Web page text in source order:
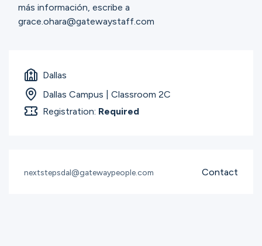
English
más información, escribe a
grace.ohara@gatewaystaff.com
Dallas
Dallas Campus | Classroom 2C
Registration: Required
nextstepsdal@gatewaypeople.com Contact